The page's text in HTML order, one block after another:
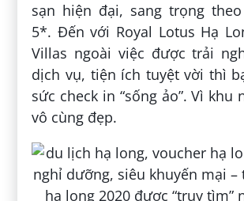
sạn hiện đại, sang trọng
5*. Đến với Royal Lotus Hạ
Villas ngoài việc được trải
dịch vụ, tiện ích tuyệt vời thì
sức check in “sống ảo”. Vì khu
vô cùng đẹp.